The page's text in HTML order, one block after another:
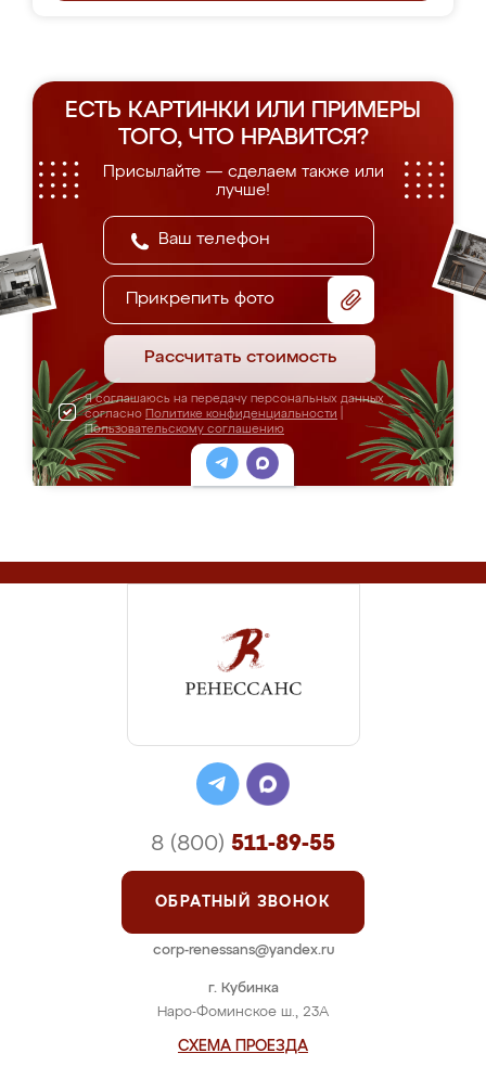
ЕСТЬ КАРТИНКИ ИЛИ ПРИМЕРЫ
ТОГО, ЧТО НРАВИТСЯ?
Присылайте — сделаем также или
лучше!
Прикрепить фото
Рассчитать стоимость
Я соглашаюсь на передачу персональных данных
согласно Политике конфиденциальности
Пользовательскому соглашению
г. Кубинка
Наро-Фоминское ш., 23А
СХЕМА ПРОЕЗДА
8 (800) 511-89-55
ОБРАТНЫЙ ЗВОНОК
corp-renessans@yandex.ru